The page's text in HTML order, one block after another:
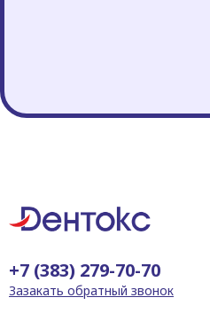
+7 (383) 279-70-70
Зазакать обратный звонок